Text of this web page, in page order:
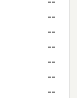
--
--
--
--
--
--